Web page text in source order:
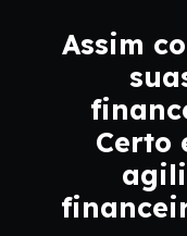
Assim
Certo